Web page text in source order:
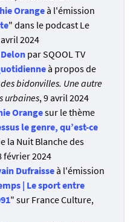
Orangeà l'émission
" dans le podcast Le
2024
par SQOOL TV
à propos de
bidonvilles. Une autre
urbaines, 9 avril 2024
Orangesur le thème
le genre, qu’est-ce
la Nuit Blanche des
février 2024
Dufraisseà l'émission
| Le sport entre
" sur France Culture,